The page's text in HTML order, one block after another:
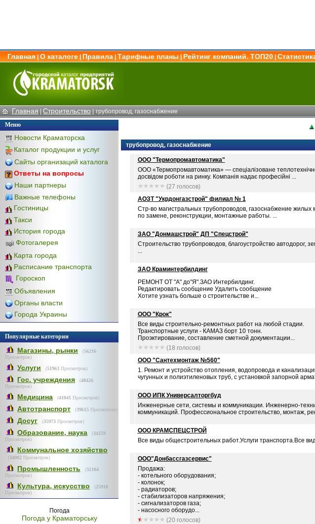
Главная О каталоге Правила Тарифные планы Рейтинг компаний. ТОП20
Главная | Строительство | трубопровод, газоснабжение
Меню
Новости Краматорска
Каталог продукции и услуг
Сайты организаций каталога
Ответы на вопросы
Наши партнеры
Важные телефоны
Гостиницы
Такси
История города
Фотогалерея
Карта города
Расписание транспорта
Гороскоп
Объявления
Органы власти
Города Украины
Популярные категории
Магазины, рынки (56216
Просмотров)
Услуги (51963 Просмотров)
Гос. учреждения (48426
Просмотров)
Медицина (41041 Просмотров)
Автотранспорт (39615 Просмотров)
Досуг (35973 Просмотров)
Образование, наука (34259
Просмотров)
Коммунальное хозяйство
(34082 Просмотров)
Промышленность (32104
Просмотров)
Культура, искусство (25918
Просмотров)
Погода
Погода у Краматорську
трубопровод, газоснабжение
OOO "Термопромавтоматика"
ООО «Термопромавтоматика» — спеціалізоване
досвідом роботи на ринку. Компанія надає професійні ...
(27 голосов)
АОЗТ "Укрдонгазстрой" филиал № 1
Стр-во магистральных трубопроводов, газоснабжение
по замене, реконструкции, монтажные работы. ...
ЗАО "Донмашстрой" ДП "Спецстрой"
Строительство трубопроводов, благоустройство
...
ЗАО Краминтербилдинг
РЕМОНТ ОТ "А" до"Я".ЗАО Интербилдинг.
Редактировать сообщение Удалить сообщение
Хотите узнать больше о строительстве и...
ООО "Крок"
Все виды строительно-ремонтных работ на любой стадии.
Транспортные услуги - КАМАЗ борт 10 тонн.
Проэктирование, составление сметной документации...
(18 голосов)
ООО "Сантехмонтаж №560"
1. Ремонт и устройство отопления, водопровода и
чугунных и полиэтиленовых труб, с установкой запорной
ООО ИПК Универсалторгбуд
Инженерные сети, системы и коммуникации. Инженерно-
коммуникаций. Профессиональное строительство, монтаж,
ООО КРАМСПЕЦСТРОЙ
Все виды общестроительных работ.Услуги транспорта.Все
ООО"Донбассгазсервис"
Продажа:
- котельного оборудования;
- колонок;
- радиаторов;
- стабилизаторов напряжения;
- сигнализаторов газа;
- насосного оборудо...
(20 голосов)